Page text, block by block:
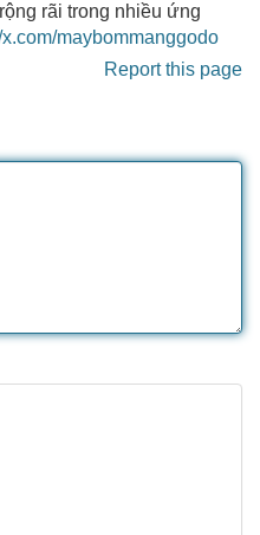
rãi trong nhiều ứng
x.com/maybommanggodo
Report this page